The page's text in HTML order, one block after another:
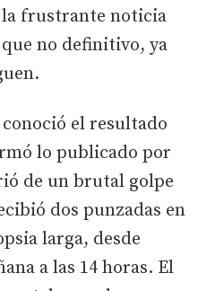
frustrante noticia
no definitivo, ya
el resultado
lo publicado por
de un brutal golpe
dos punzadas en
larga, desde
a las 14 horas. El